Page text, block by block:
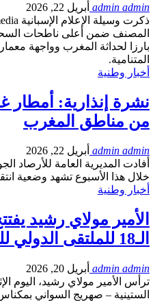
admin admin أبريل 22, 2026
المصنف ضمن أعلى ناطحات
بارزا لحداثة المغرب وواجهة
المتنامية.
أخبار وطنية
نشرة إنذارية: أمطار
من مناطق المغرب
admin admin أبريل 22, 2026
أفادت المديرية العامة للأرصاد
خلال هذا الأسبوع تشهد وضعية
أخبار وطنية
الأمير مولاي رشيد
الـ18 للملتقى الدولي للفلاحة بالمغرب.
admin admin أبريل 20, 2026